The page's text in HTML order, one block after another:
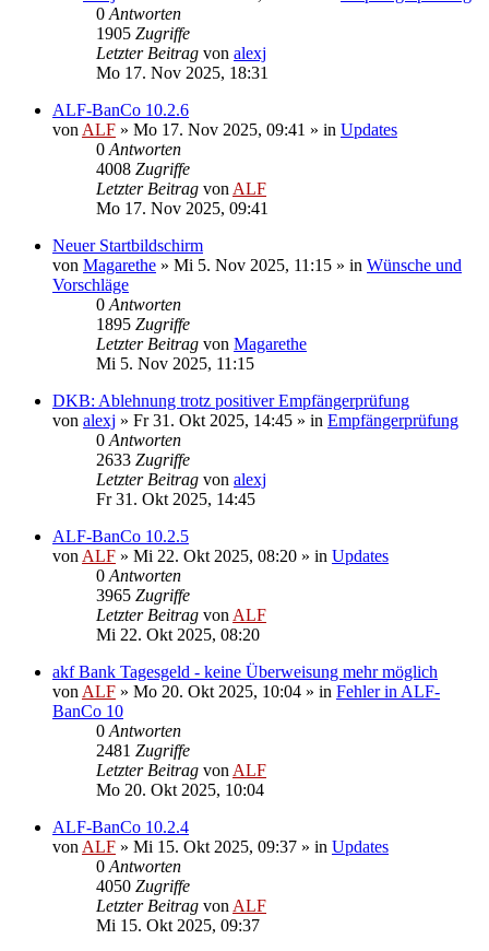
0 Antworten
1905 Zugriffe
Letzter Beitrag von alexj
Mo 17. Nov 2025, 18:31
ALF-BanCo 10.2.6
von ALF » Mo 17. Nov 2025, 09:41 » in Updates
0 Antworten
4008 Zugriffe
Letzter Beitrag von ALF
Mo 17. Nov 2025, 09:41
Neuer Startbildschirm
von Magarethe » Mi 5. Nov 2025, 11:15 » in Wünsche und
Vorschläge
0 Antworten
1895 Zugriffe
Letzter Beitrag von Magarethe
Mi 5. Nov 2025, 11:15
DKB: Ablehnung trotz positiver Empfängerprüfung
von alexj » Fr 31. Okt 2025, 14:45 » in Empfängerprüfung
0 Antworten
2633 Zugriffe
Letzter Beitrag von alexj
Fr 31. Okt 2025, 14:45
ALF-BanCo 10.2.5
von ALF » Mi 22. Okt 2025, 08:20 » in Updates
0 Antworten
3965 Zugriffe
Letzter Beitrag von ALF
Mi 22. Okt 2025, 08:20
akf Bank Tagesgeld - keine Überweisung mehr möglich
von ALF » Mo 20. Okt 2025, 10:04 » in Fehler in ALF-
BanCo 10
0 Antworten
2481 Zugriffe
Letzter Beitrag von ALF
Mo 20. Okt 2025, 10:04
ALF-BanCo 10.2.4
von ALF » Mi 15. Okt 2025, 09:37 » in Updates
0 Antworten
4050 Zugriffe
Letzter Beitrag von ALF
Mi 15. Okt 2025, 09:37